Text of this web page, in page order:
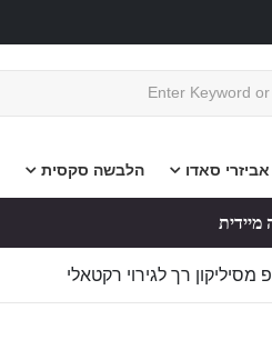
אביזרי סאדו הלבשה סקסית
מיידית
מסיליקון רך לגירוי רקטאלי